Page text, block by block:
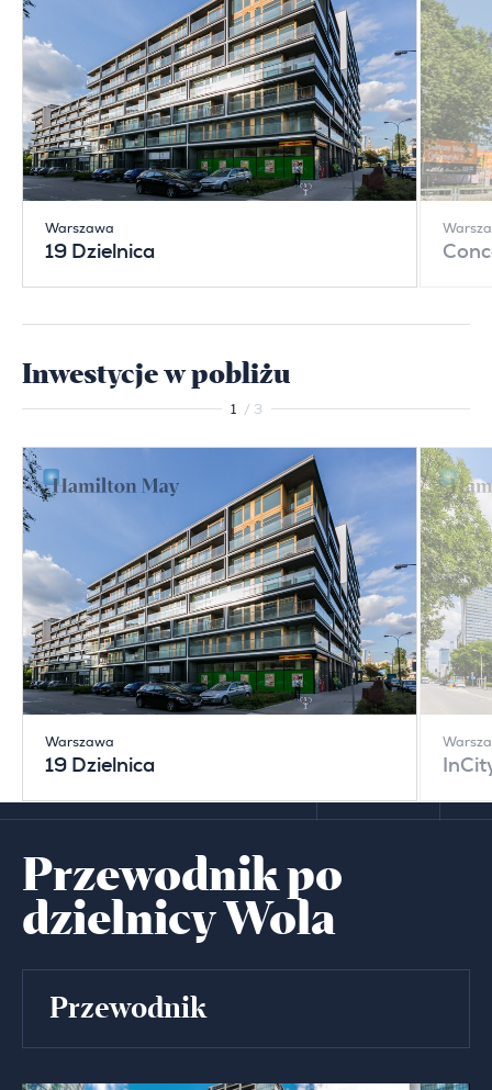
Warszawa
19 Dzielnica
Inwestycje w pobliżu
1 / 3
Warszawa
19 Dzielnica
Przewodnik po
dzielnicy Wola
Przewodnik